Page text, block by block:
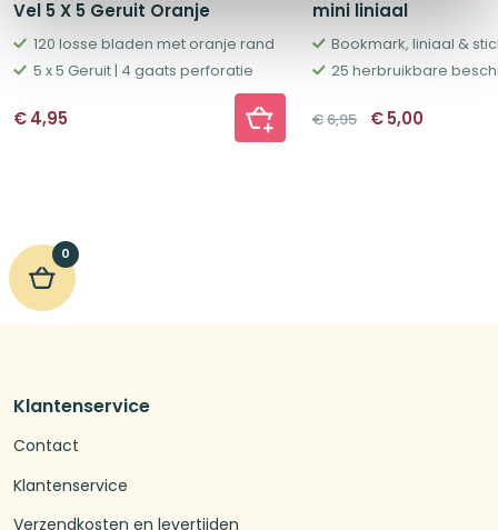
Vel 5 X 5 Geruit Oranje
120 losse bladen met oranje rand
5 x 5 Geruit | 4 gaats perforatie
€4,95
mini liniaal
Bookmark, liniaal &
€6,95 prijs
€5,00
0
Klantenservice
Contact
Klantenservice
Verzendkosten en levertijden